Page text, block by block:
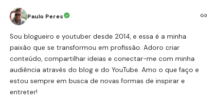
Paulo Peres
Sou blogueiro e youtuber desde 2014, e essa é a minha
paixão que se transformou em profissão. Adoro criar
conteúdo, compartilhar ideias e conectar-me com minha
audiência através do blog e do YouTube. Amo o que faço e
estou sempre em busca de novas formas de inspirar e
entreter!